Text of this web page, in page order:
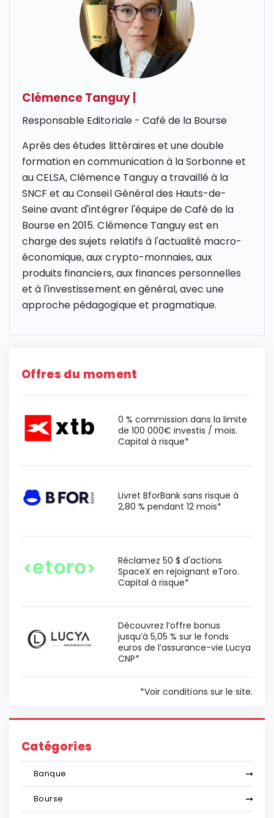
Clémence Tanguy
Responsable Editoriale - Café de la Bourse
Après des études littéraires et une double
formation en communication à la Sorbonne et
au CELSA, Clémence Tanguy a travaillé à la
SNCF et au Conseil Général des Hauts-de-
Seine avant d'intégrer l'équipe de Café de la
Bourse en 2015. Clémence Tanguy est en
charge des sujets relatifs à l'actualité macro-
économique, aux crypto-monnaies, aux
produits financiers, aux finances personnelles
et à l'investissement en général, avec une
approche pédagogique et pragmatique.
Offres du moment
0 % commission dans la limite
de 100 000€ investis / mois.
Capital à risque*
Livret BforBank sans risque à
2,80 % pendant 12 mois*
Réclamez 50 $ d'actions
SpaceX en rejoignant eToro.
Capital à risque*
Découvrez l’offre bonus
jusqu’à 5,05 % sur le fonds
euros de l’assurance-vie Lucya
CNP*
*Voir conditions sur le site.
Catégories
Banque
Bourse